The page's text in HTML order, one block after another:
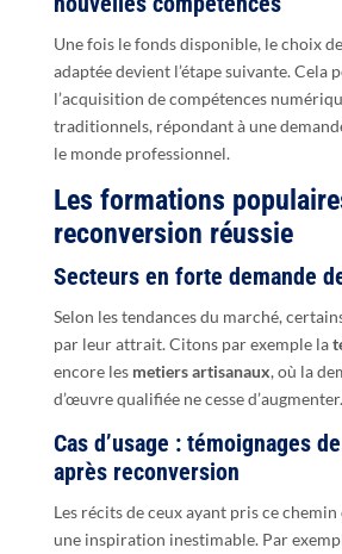
Une fois le fonds disponible, le choix
adaptée devient l’étape suivante. Cela
l’acquisition de compétences
traditionnels, répondant à une
le monde professionnel.
Les formations
reconversion réussie
Secteurs en forte demande
Selon les tendances du marché,
par leur attrait. Citons par exemple la
encore les metiers artisanaux, où la
d’œuvre qualifiée ne cesse d’augmenter.
Cas d’usage : témoignages
après reconversion
Les récits de ceux ayant pris ce
une inspiration inestimable. Par